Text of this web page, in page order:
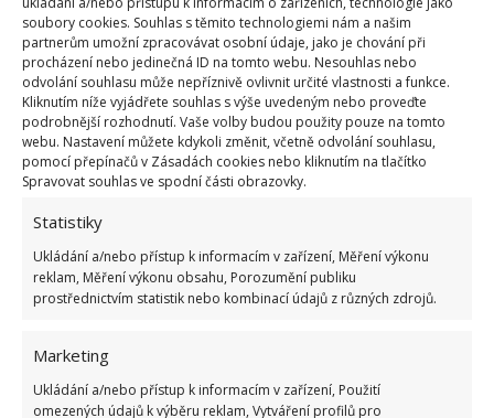
soubory cookies. Souhlas s těmito technologiemi nám a našim
partnerům umožní zpracovávat osobní údaje, jako je chování při
procházení nebo jedinečná ID na tomto webu. Nesouhlas nebo
odvolání souhlasu může nepříznivě ovlivnit určité vlastnosti a funkce.
Kliknutím níže vyjádřete souhlas s výše uvedeným nebo proveďte
podrobnější rozhodnutí. Vaše volby budou použity pouze na tomto
webu. Nastavení můžete kdykoli změnit, včetně odvolání souhlasu,
pomocí přepínačů v Zásadách cookies nebo kliknutím na tlačítko
Spravovat souhlas ve spodní části obrazovky.
Statistiky
Ukládání a/nebo přístup k informacím v zařízení, Měření výkonu
reklam, Měření výkonu obsahu, Porozumění publiku
prostřednictvím statistik nebo kombinací údajů z různých zdrojů.
Marketing
Ukládání a/nebo přístup k informacím v zařízení, Použití
omezených údajů k výběru reklam, Vytváření profilů pro